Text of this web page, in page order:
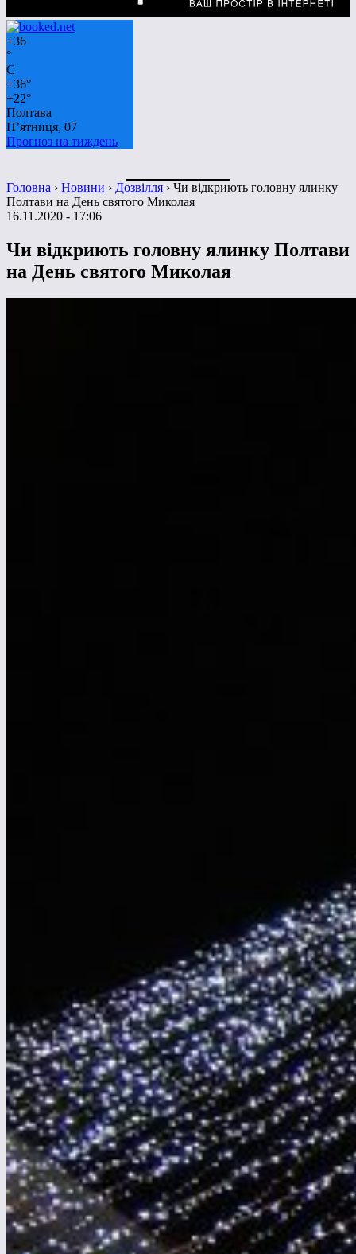
+36
°
C
+36°
+22°
Полтава
П’ятниця, 07
Прогноз на тиждень
Головна › Новини › Дозвілля › Чи відкриють головну ялинку
Полтави на День святого Миколая
16.11.2020 - 17:06
Чи відкриють головну ялинку Полтави
на День святого Миколая